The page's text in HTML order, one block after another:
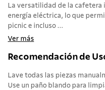
La versatilidad de la cafetera
energía eléctrica, lo que
picnic e incluso ...
Ver más
Recomendación de
Lave todas las piezas
Use un paño blando para